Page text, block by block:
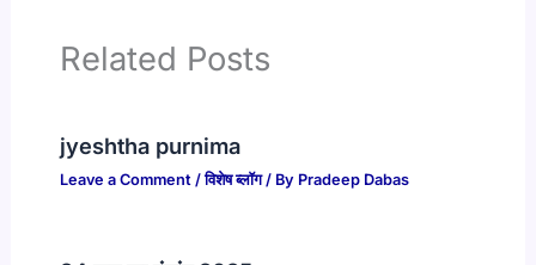
Related Posts
jyeshtha purnima
Leave a Comment /विशेष ब्लॉग/ By Pradeep Dabas